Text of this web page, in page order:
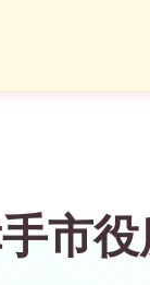
市役